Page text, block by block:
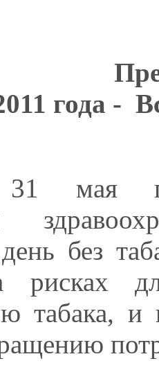
года -
31 мая
без
рисках
табака,